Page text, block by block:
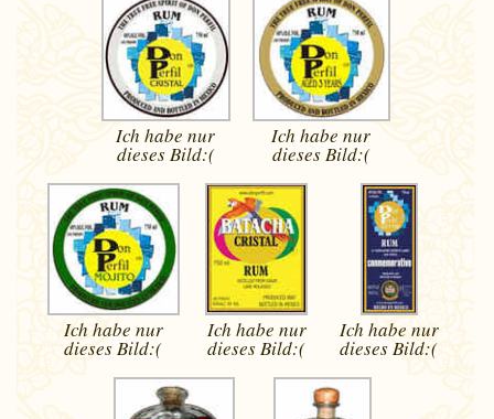
Ich habe nur
diesesBild:(
Ich habe nur
diesesBild:(
Ich habe nur
diesesBild:(
Ich habe nur
diesesBild:(
Ich habe nur
diesesBild:(